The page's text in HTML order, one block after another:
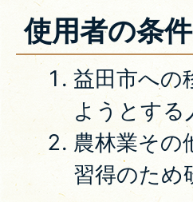
使用者の条件
益田市への
ようとする
農林業その
習得のため